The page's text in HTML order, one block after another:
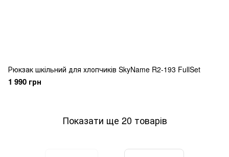
Рюкзак шкільний для хлопчиків SkyName R2-193 FullSet
1 990 грн
Показати ще 20 товарів